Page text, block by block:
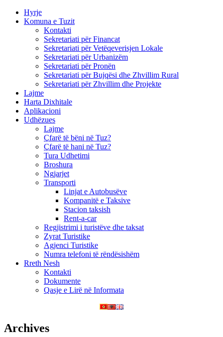
Hyrje
Komuna e Tuzit
Kontakti
Sekretariati për Financat
Sekretariati për Vetëqeverisjen Lokale
Sekretariati për Urbanizëm
Sekretariati për Pronën
Sekretariati për Bujqësi dhe Zhvillim Rural
Sekretariati për Zhvillim dhe Projekte
Lajme
Harta Dixhitale
Aplikacioni
Udhëzues
Lajme
Çfarë të bëni në Tuz?
Çfarë të hani në Tuz?
Tura Udhetimi
Broshura
Ngjarjet
Transporti
Linjat e Autobusëve
Kompanitë e Taksive
Stacion taksish
Rent-a-car
Regjistrimi i turistëve dhe taksat
Zyrat Turistike
Agjenci Turistike
Numra telefoni të rëndësishëm
Rreth Nesh
Kontakti
Dokumente
Qasje e Lirë në Informata
Archives